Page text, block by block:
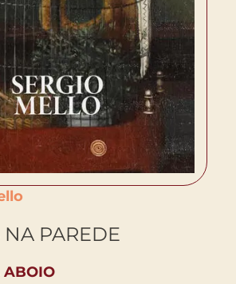
NA PAREDE
ABOIO